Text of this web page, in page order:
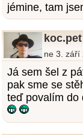
jémine, tam
koc.pet
ne 3.
Já sem šel z
pak sme se
teď povalím do